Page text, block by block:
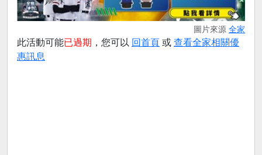
圖片來源 全家
此活動可能已過期 ，您可以 回首頁 或 查看全家相關優
惠訊息